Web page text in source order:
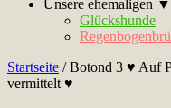
Unsere ehemaligen ▼
Glückshunde
Startseite /Botond 3 ♥ Auf
vermittelt ♥